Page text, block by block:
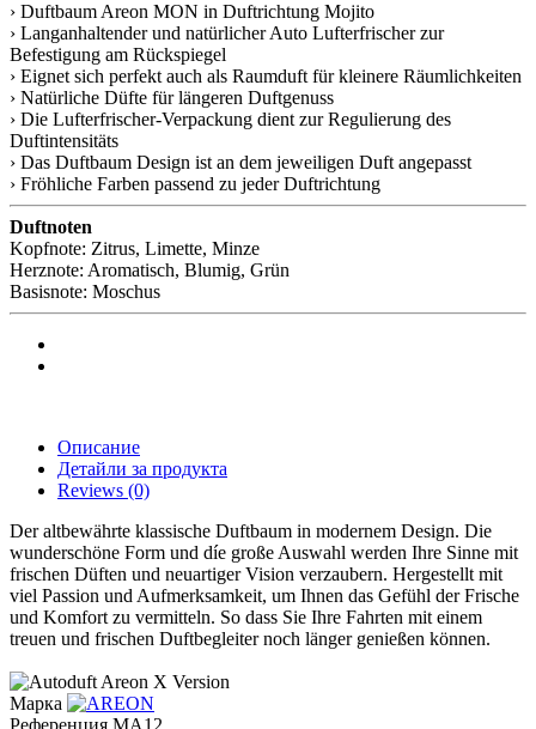
› Duftbaum Areon MON in Duftrichtung Mojito
› Langanhaltender und natürlicher Auto Lufterfrischer zur
Befestigung am Rückspiegel
› Eignet sich perfekt auch als Raumduft für kleinere Räumlichkeiten
› Natürliche Düfte für längeren Duftgenuss
› Die Lufterfrischer-Verpackung dient zur Regulierung des
Duftintensitäts
› Das Duftbaum Design ist an dem jeweiligen Duft angepasst
› Fröhliche Farben passend zu jeder Duftrichtung
Duftnoten
Kopfnote: Zitrus, Limette, Minze
Herznote: Aromatisch, Blumig, Grün
Basisnote: Moschus
Описание
Детайли за продукта
Reviews (0)
Der altbewährte klassische Duftbaum in modernem Design. Die
wunderschöne Form und díe große Auswahl werden Ihre Sinne mit
frischen Düften und neuartiger Vision verzaubern. Hergestellt mit
viel Passion und Aufmerksamkeit, um Ihnen das Gefühl der Frische
und Komfort zu vermitteln. So dass Sie Ihre Fahrten mit einem
treuen und frischen Duftbegleiter noch länger genießen können.
Марка